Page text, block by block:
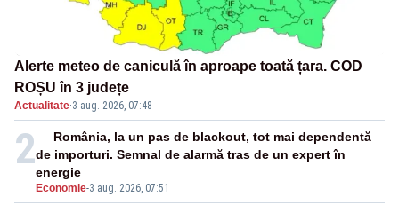
Alerte meteo de caniculă în aproape toată țara. COD
ROȘU în 3 județe
Actualitate·3 aug. 2026, 07:48
2
Economie-3 aug. 2026, 07:51
România, la un pas de blackout, tot mai dependentă
de importuri. Semnal de alarmă tras de un expert în
energie